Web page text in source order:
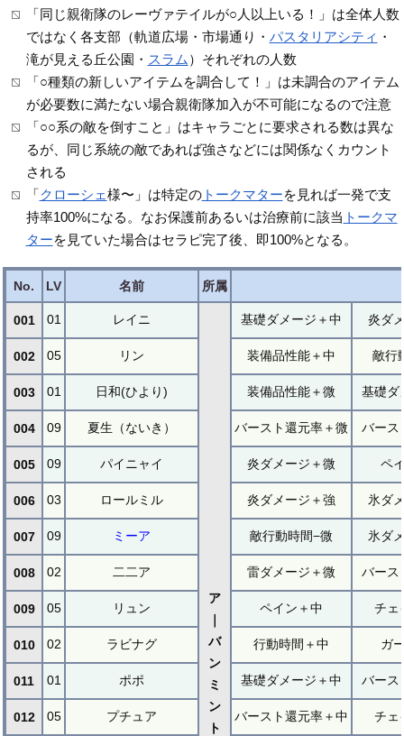
「同じ親衛隊のレーヴァテイルが○人以上いる！」は全体人数
ではなく各支部（軌道広場・市場通り・ パスタリアシティ ・
滝が見える丘公園・ スラム ）それぞれの人数
「○種類の新しいアイテムを調合して！」は未調合のアイテム
が必要数に満たない場合親衛隊加入が不可能になるので注意
「○○系の敵を倒すこと」はキャラごとに要求される数は異な
るが、同じ系統の敵であれば強さなどには関係なくカウント
される
「クローシェ様〜」は特定のトークマターを見れば一発で支
持率100%になる。なお保護前あるいは治療前に該当 トークマ
ターを見ていた場合はセラピ完了後、即100%となる。
No. LV 名前 所属
001 01 レイニ
ア
バ
ン
ミ
ン
ト
基礎ダメージ＋中 炎ダ
002 05 リン 装備品性能＋中 敵行
003 01 日和(ひより) 装備品性能＋微 基礎ダ
004 09 夏生（ないき） バースト還元率＋微 バース
005 09 パイニャイ 炎ダメージ＋微 ペ
006 03 ロールミル 炎ダメージ＋強 氷ダ
007 09 ミーア 敵行動時間−微 氷ダ
008 02 二二ア 雷ダメージ＋微 バース
009 05 リュン ペイン＋中 チェ
010 02 ラビナグ 行動時間＋中 ガ
011 01 ポポ 基礎ダメージ＋中 バース
012 05 プチュア バースト還元率＋中 チェ